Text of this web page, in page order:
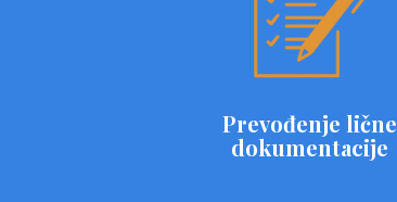
Prevođenje lične
dokumentacije